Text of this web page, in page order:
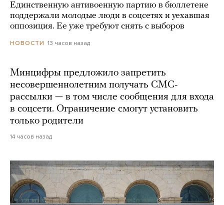
Единственную антивоенную партию в бюллетене
поддержали молодые люди в соцсетях и уехавшая
оппозиция. Ее уже требуют снять с выборов
НОВОСТИ 13 часов назад
Минцифры предложило запретить
несовершеннолетним получать СМС-
рассылки — в том числе сообщения для входа
в соцсети. Ограничение смогут установить
только родители
14 часов назад